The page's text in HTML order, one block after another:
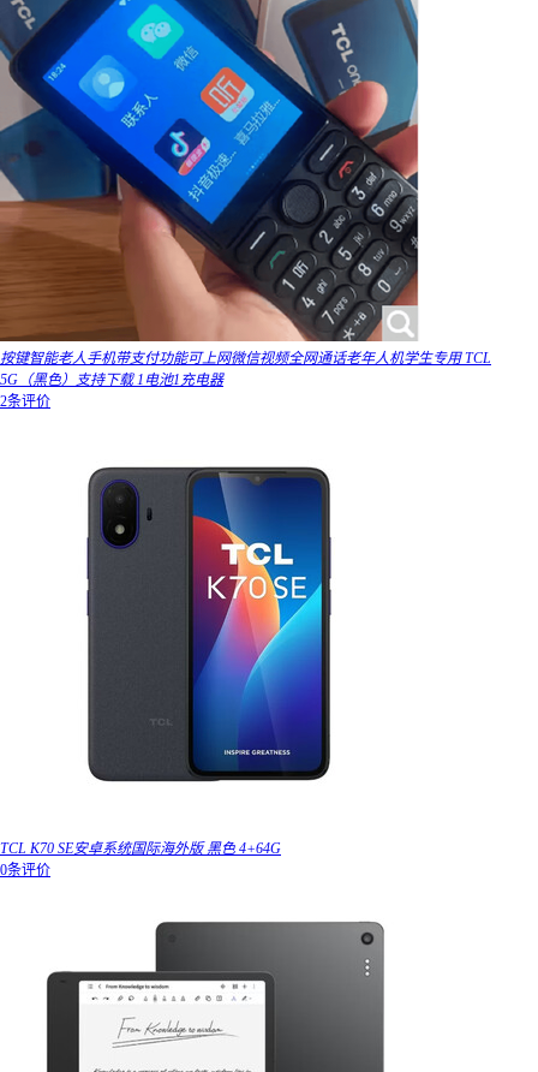
按键智能老人手机带支付功能可上网微信视频全网通话老年人机学生专用 TCL
5G（黑色）支持下载 1电池1充电器
2条评价
TCL K70 SE安卓系统国际海外版 黑色 4+64G
0条评价